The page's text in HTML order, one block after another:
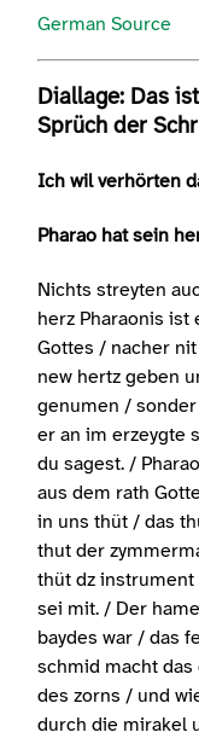
German Source
Diallage: Das
Sprüch der
Ich wil verhörten
Pharao hat sein
Nichts streyten
herz Pharaonis
Gottes / nacher
new hertz geben
genumen /
er an im erzeygte
du sagest. /
aus dem rath
in uns thüt / das
thut der
thüt dz
sei mit. / Der
baydes war / das
schmid macht das
des zorns / und
durch die mirakel